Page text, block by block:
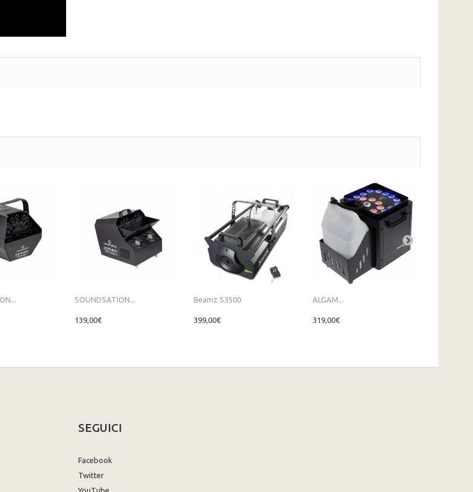
SOUNDSATION...
139,00€
Beamz S3500
399,00€
ALGAM...
319,00€
SEGUICI
Facebook
Twitter
YouTube